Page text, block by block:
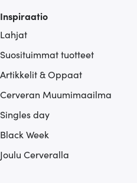
Inspiraatio
Lahjat
Suosituimmat tuotteet
Artikkelit & Oppaat
Cerveran Muumimaailma
Singles day
Black Week
Joulu Cerveralla